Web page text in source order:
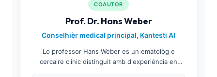
COAUTOR
Prof. Dr. Hans Weber
Conselhièr medical principal, Kantesti AI
Lo professor Hans Weber es un ematològ e
cercaire clinic distinguit amb d'experiéncia en